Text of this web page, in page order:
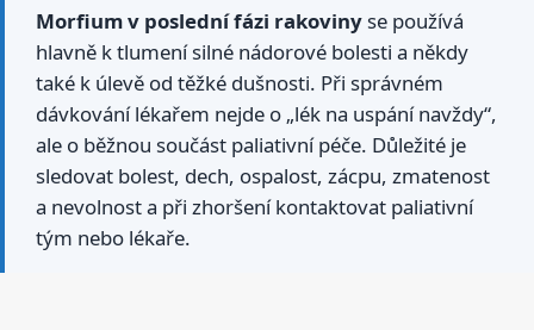
Morfium v poslední fázi rakoviny se používá
hlavně k tlumení silné nádorové bolesti a někdy
také k úlevě od těžké dušnosti. Při správném
dávkování lékařem nejde o „lék na uspání navždy“,
ale o běžnou součást paliativní péče. Důležité je
sledovat bolest, dech, ospalost, zácpu, zmatenost
a nevolnost a při zhoršení kontaktovat paliativní
tým nebo lékaře.